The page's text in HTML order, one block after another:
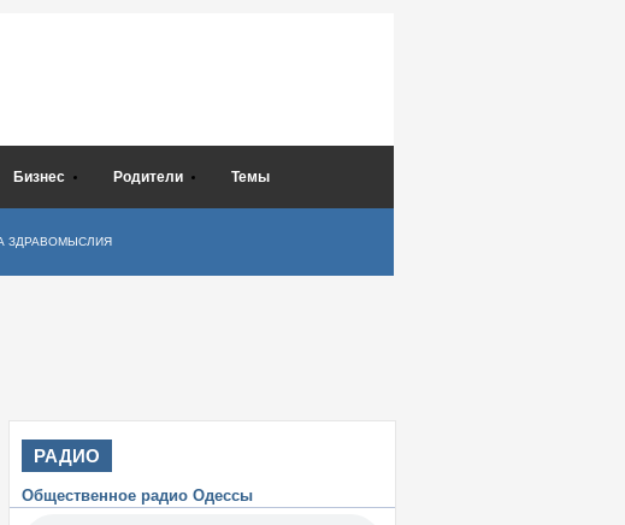
Бизнес Родители Темы
ЗДРАВОМЫСЛИЯ
РАДИО
Общественное радио Одессы